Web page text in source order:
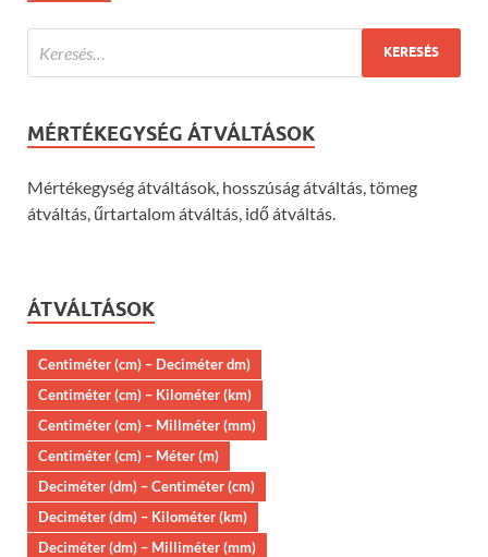
MÉRTÉKEGYSÉG ÁTVÁLTÁSOK
Mértékegység átváltások, hosszúság átváltás, tömeg
átváltás, űrtartalom átváltás, idő átváltás.
ÁTVÁLTÁSOK
Centiméter (cm) – Deciméter dm)
Centiméter (cm) – Kilométer (km)
Centiméter (cm) – Millméter (mm)
Centiméter (cm) – Méter (m)
Deciméter (dm) – Centiméter (cm)
Deciméter (dm) – Kilométer (km)
Deciméter (dm) – Milliméter (mm)